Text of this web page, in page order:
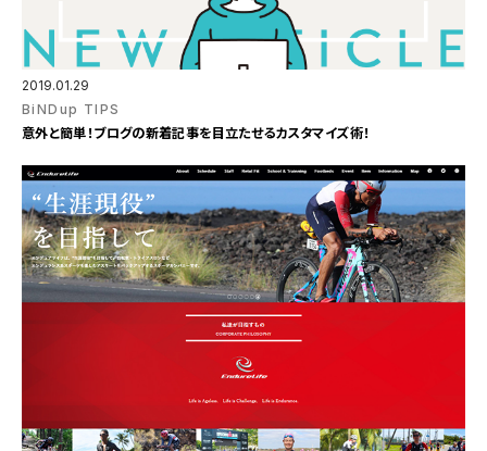
2019.01.29
BiNDup TIPS
意外と簡単！ブログの新着記事を目立たせるカスタマイズ術！